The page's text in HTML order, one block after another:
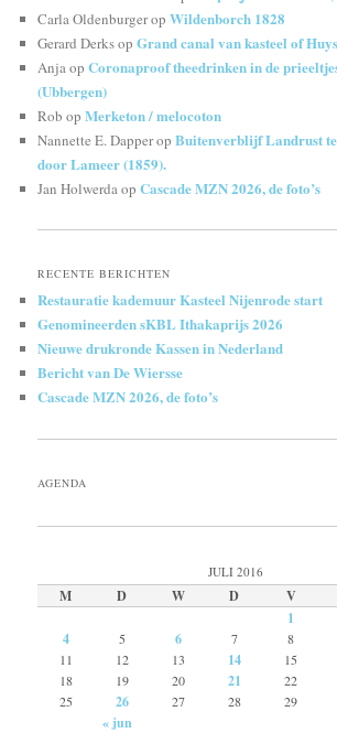
Carla OldenburgeropWildenborch 1828
Gerard DerksopGrand canal van kasteel of
Anja opCoronaproof theedrinken in de
(Ubbergen)
Rob opMerketon / melocoton
Nannette E. DapperopBuitenverblijf Landrust
door Lameer (1859).
Jan Holwerda opCascade MZN 2026, de foto’s
RECENTE BERICHTEN
Restauratie kademuur Kasteel Nijenrode start
Genomineerden sKBL Ithakaprijs 2026
Nieuwe drukronde Kassen in Nederland
Bericht van De Wiersse
Cascade MZN 2026, de foto’s
AGENDA
JULI 2016
M D W D V
1
4 5 6 7 8
11 12 13 14 15
18 19 20 21 22
25
26 27 28 29
« jun